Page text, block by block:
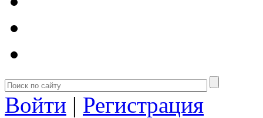
Войти | Регистрация